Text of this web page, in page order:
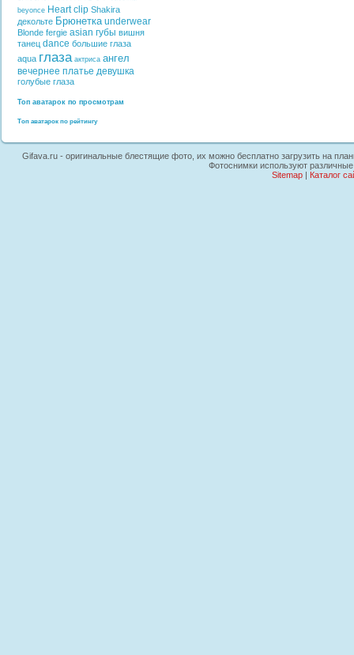
beyonce Heart clip Shakira
декольте Брюнетка underwear
Blonde fergie asian губы вишня
танец dance большие глаза
aqua глаза актриса ангел
вечернее платье девушка
голубые глаза
Топ аватарок по просмотрам
Топ аватарок по рейтингу
Gifava.ru - оригинальные блестящие фото, их можно бесплатно загрузить на
Фотоснимки используют
Sitemap| Каталог